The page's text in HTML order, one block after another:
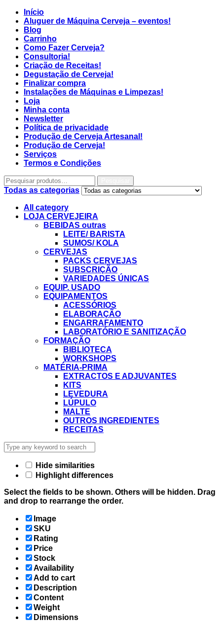
Início
Aluguer de Máquina Cerveja – eventos!
Blog
Carrinho
Como Fazer Cerveja?
Consultoria!
Criação de Receitas!
Degustação de Cerveja!
Finalizar compra
Instalações de Máquinas e Limpezas!
Loja
Minha conta
Newsletter
Política de privacidade
Produção de Cerveja Artesanal!
Produção de Cerveja!
Serviços
Termos e Condições
Todas as categorias
All category
LOJA CERVEJEIRA
BEBIDAS outras
LEITE/ BARISTA
SUMOS/ KOLA
CERVEJAS
PACKS CERVEJAS
SUBSCRIÇÃO
VARIEDADES ÚNICAS
EQUIP. USADO
EQUIPAMENTOS
ACESSÓRIOS
ELABORAÇÃO
ENGARRAFAMENTO
LABORATÓRIO E SANITIZAÇÃO
FORMAÇÃO
BIBLIOTECA
WORKSHOPS
MATÉRIA-PRIMA
EXTRACTOS E ADJUVANTES
KITS
LEVEDURA
LÚPULO
MALTE
OUTROS INGREDIENTES
RECEITAS
Hide similarities
Highlight differences
Select the fields to be shown. Others will be hidden. Drag
and drop to rearrange the order.
Image
SKU
Rating
Price
Stock
Availability
Add to cart
Description
Content
Weight
Dimensions